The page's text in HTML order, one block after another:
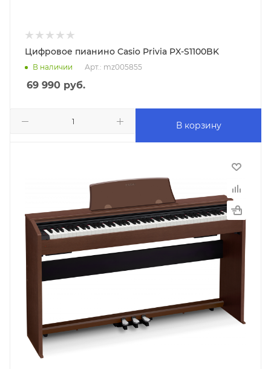
Цифровое пианино Casio Privia PX-S1100BK
В наличии Арт.: mz005855
69 990 руб.
В корзину